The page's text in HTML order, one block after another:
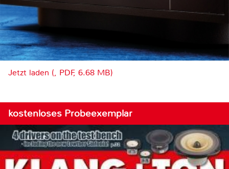
Jetzt laden (, PDF, 6.68 MB)
kostenloses Probeexemplar